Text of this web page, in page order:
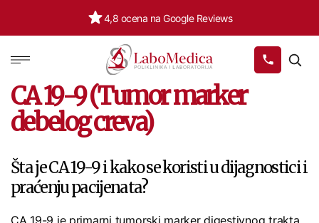
500.000+ pacijenata
Labomedica
CA 19-9 (Tumor marker
debelog creva)
Šta je CA 19-9 i kako se koristi u dijagnostici i
praćenju pacijenata?
CA 19-9 je primarni tumorski marker digestivnog trakta